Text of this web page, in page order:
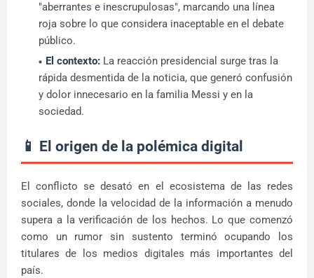
"aberrantes e inescrupulosas", marcando una línea
roja sobre lo que considera inaceptable en el debate
público.
El contexto: La reacción presidencial surge tras la
rápida desmentida de la noticia, que generó confusión
y dolor innecesario en la familia Messi y en la
sociedad.
📱 El origen de la polémica digital
El conflicto se desató en el ecosistema de las redes
sociales, donde la velocidad de la información a menudo
supera a la verificación de los hechos. Lo que comenzó
como un rumor sin sustento terminó ocupando los
titulares de los medios digitales más importantes del
país.